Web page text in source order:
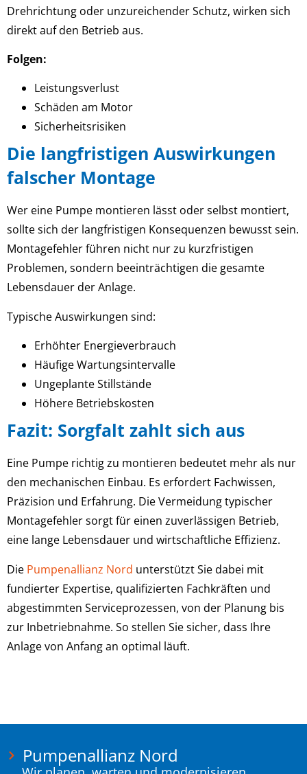
Drehrichtung oder unzureichender Schutz, wirken sich
direkt auf den Betrieb aus.
Folgen:
Leistungsverlust
Schäden am Motor
Sicherheitsrisiken
Die langfristigen Auswirkungen
falscher Montage
Wer eine Pumpe montieren lässt oder selbst montiert,
sollte sich der langfristigen Konsequenzen bewusst sein.
Montagefehler führen nicht nur zu kurzfristigen
Problemen, sondern beeinträchtigen die gesamte
Lebensdauer der Anlage.
Typische Auswirkungen sind:
Erhöhter Energieverbrauch
Häufige Wartungsintervalle
Ungeplante Stillstände
Höhere Betriebskosten
Fazit: Sorgfalt zahlt sich aus
Eine Pumpe richtig zu montieren bedeutet mehr als nur
den mechanischen Einbau. Es erfordert Fachwissen,
Präzision und Erfahrung. Die Vermeidung typischer
Montagefehler sorgt für einen zuverlässigen Betrieb,
eine lange Lebensdauer und wirtschaftliche Effizienz.
Die Pumpenallianz Nord unterstützt Sie dabei mit
fundierter Expertise, qualifizierten Fachkräften und
abgestimmten Serviceprozessen, von der Planung bis
zur Inbetriebnahme. So stellen Sie sicher, dass Ihre
Anlage von Anfang an optimal läuft.
Pumpenallianz Nord